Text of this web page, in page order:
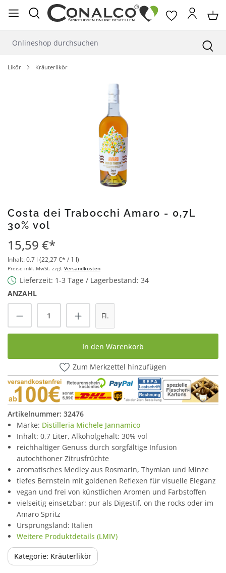
springen
Likör Kräuterlikör
Costa dei Trabocchi Amaro - 0,7L
30% vol
15,59 €*
Inhalt:0.7 l (22,27 €* / 1 l)
Preise inkl. MwSt. zzgl. Versandkosten
Lieferzeit: 1-3 Tage / Lagerbestand: 34
ANZAHL
Produkt Anzahl: Gib den gewünschten
Fl.
In den Warenkorb
Zum Merkzettel hinzufügen
Artikelnummer: 32476
Marke: Distilleria Michele Jannamico
Inhalt: 0,7 Liter, Alkoholgehalt: 30% vol
reichhaltiger Genuss durch sorgfältige Infusion
autochthoner Zitrusfrüchte
aromatisches Medley aus Rosmarin, Thymian und Minze
tiefes Bernstein mit goldenen Reflexen für visuelle Eleganz
vegan und frei von künstlichen Aromen und Farbstoffen
vielseitig einsetzbar: pur als Digestif, on the rocks oder im
Amaro Spritz
Ursprungsland: Italien
Weitere Produktdetails (LMIV)
Kategorie: Kräuterlikör